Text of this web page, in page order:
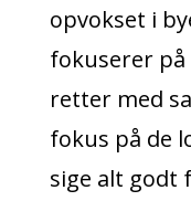
opvokset i
fokuserer på
retter med
fokus på de
sige alt godt